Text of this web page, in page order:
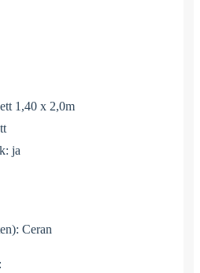
1,40 x 2,0m
ja
Ceran